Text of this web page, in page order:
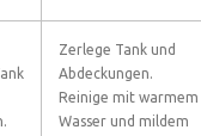
Zerlege Tank und
Abdeckungen.
Reinige mit warmem
Wasser und mildem